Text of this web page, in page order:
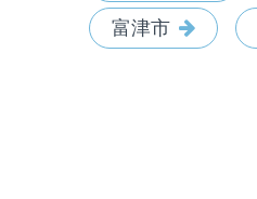
富津市